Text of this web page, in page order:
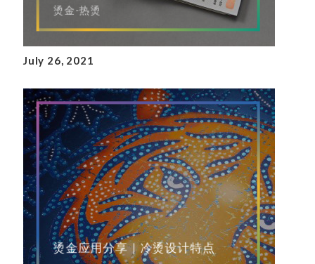
烫金-热烫
July 26, 2021
烫金应用分享｜冷烫设计特点